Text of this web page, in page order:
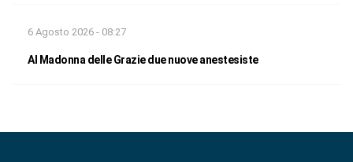
6 Agosto 2026 - 08:27
Al Madonna delle Grazie due nuove anestesiste